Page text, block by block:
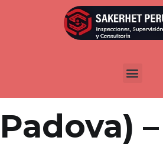
Publicada enabril
(ateneo di
Padova)